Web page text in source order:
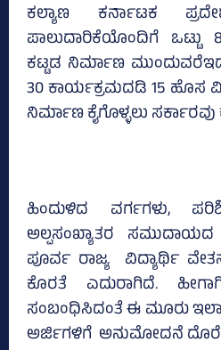
ಕಲ್ಯಾಣ ಕರ್ನಾಟಕ
ಪಾಲುದಾರಿಕೆಯೊಂದಿಗೆ
ಕಟ್ಟಡ ನಿರ್ಮಾಣ
30 ಕಾರ್ಯಕ್ರಮದಡಿ 15 ಹೊಸ
ನಿರ್ಮಾಣ ಕೈಗೊಳ್ಳಲು ಸರ್ಕಾರವು
ಹಿಂದುಳಿದ ವರ್ಗಗಳು,
ಅಲ್ಪಸಂಖ್ಯಾತರ
ಪೂರ್ವ ರಾಜ್ಯ ವಿದ್ಯಾರ್ಥಿ
ಕೊರತೆ ಎದುರಾಗಿದೆ.
ಸಂಬಂಧಿಸಿದಂತೆ ಈ ಮೂರು
ಅರ್ಜಿಗಳಿಗೆ ಅನುಮೋದನೆ